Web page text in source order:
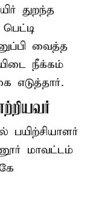
துறந்த
வைத்த
நீக்கம்
எடுத்தார்.
பயிற்சியாளர்
மாவட்டம்